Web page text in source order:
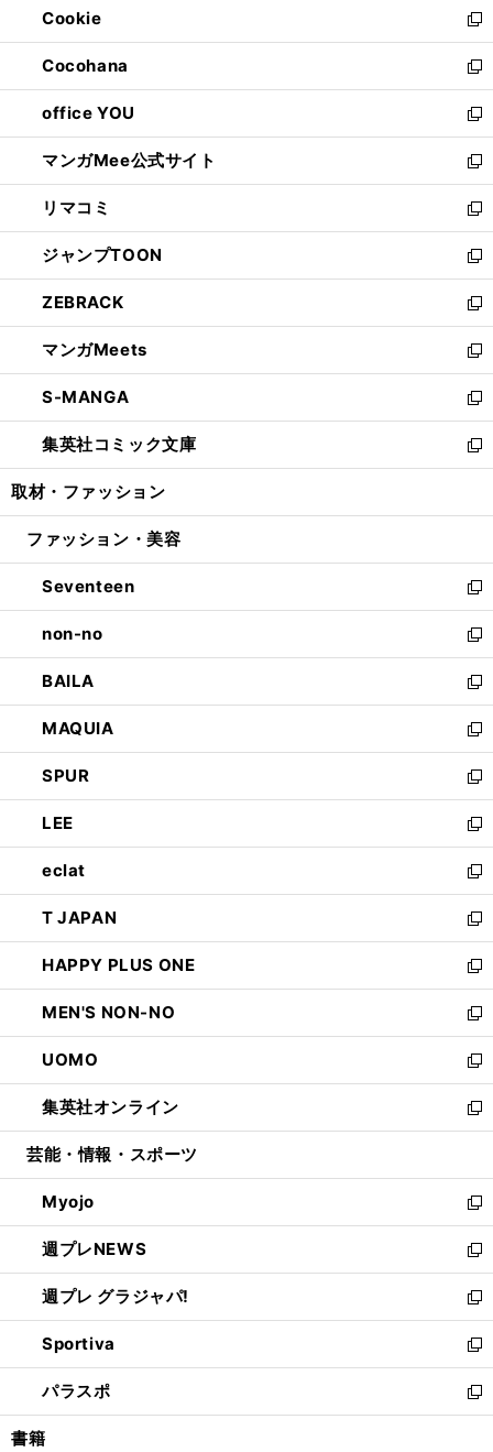
く
で
開
く
ド
ウ
で
開
く
ィ
ン
ド
ウ
で
開
く
Cookie
新
し
い
ウ
ィ
ン
ド
ウ
で
開
く
Cocohana
新
し
い
ウ
ィ
ン
ド
ウ
で
開
く
office YOU
新
し
い
ウ
ィ
ン
ド
ウ
で
開
く
マンガMee公式サイト
新
し
い
ウ
ィ
ン
ド
ウ
で
開
く
リマコミ
新
し
い
ウ
ィ
ン
ド
ウ
で
開
く
ジャンプTOON
新
し
い
ウ
ィ
ン
ド
ウ
で
開
ZEBRACK
新
し
い
ウ
ィ
ン
ド
ウ
開
マンガMeets
新
し
い
ウ
ィ
ン
ウ
開
く
S-MANGA
新
し
い
ウ
ン
ウ
で
開
く
集英社コミック文庫
新
し
ウ
ン
ド
ウ
で
開
く
取材・ファッション
ファッション・美容
Seventeen
新
し
い
ウ
ィ
ン
ド
ウ
で
開
く
non-no
新
し
い
ウ
ィ
ン
ド
ウ
で
開
く
BAILA
新
し
い
ウ
ィ
ン
ド
ウ
で
開
く
MAQUIA
新
し
い
ウ
ィ
ン
ド
ウ
で
開
く
SPUR
新
し
い
ウ
ィ
ン
ド
ウ
で
開
く
LEE
新
し
い
ウ
ィ
ン
ド
ウ
で
開
く
eclat
新
し
い
ウ
ィ
ン
ド
ウ
で
開
く
T JAPAN
新
し
い
ウ
ィ
ン
ド
ウ
で
開
HAPPY PLUS ONE
新
し
い
ウ
ィ
ン
ド
ウ
開
く
MEN'S NON-NO
新
し
い
ウ
ィ
ン
ウ
で
開
く
UOMO
新
し
い
ウ
ン
ド
ウ
で
開
く
集英社オンライン
新
し
ウ
ィ
ン
ド
ウ
で
開
く
芸能・情報・スポーツ
Myojo
新
し
い
ウ
ィ
ン
ド
ウ
で
開
週プレNEWS
新
し
い
ウ
ィ
ン
ド
ウ
週プレ グラジャパ!
新
し
い
ウ
ィ
ン
Sportiva
新
し
い
ウ
パラスポ
新
し
書籍